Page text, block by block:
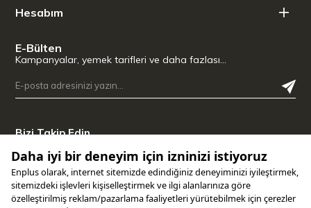
Hesabım
E-Bülten
Kampanyalar, yemek tarifleri ve daha fazlası…
Bizi Takip Edin